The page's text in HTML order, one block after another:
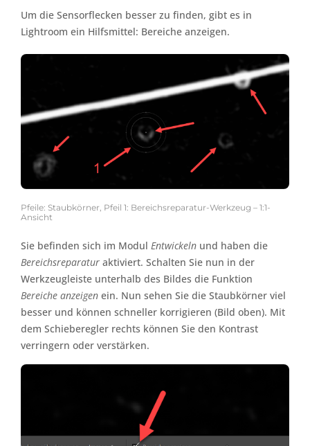
Um die Sensorflecken besser zu finden, gibt es in
Lightroom ein Hilfsmittel: Bereiche anzeigen.
Pfeile: Staubkörner, Pfeil 1: Bereichsreparatur-Werkzeug – 1:1-
Ansicht
Sie befinden sich im Modul Entwickeln und haben die
Bereichsreparatur aktiviert. Schalten Sie nun in der
Werkzeugleiste unterhalb des Bildes die Funktion
Bereiche anzeigen ein. Nun sehen Sie die Staubkörner viel
besser und können schneller korrigieren (Bild oben). Mit
dem Schieberegler rechts können Sie den Kontrast
verringern oder verstärken.